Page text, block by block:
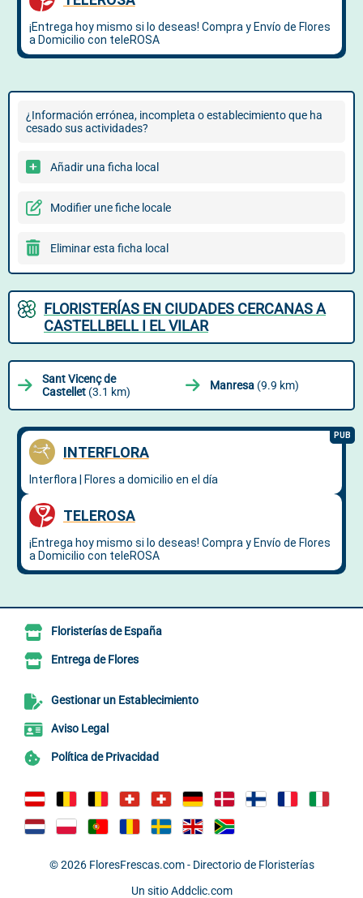
¿Información errónea, incompleta o establecimiento que ha
cesado sus actividades?
Añadir una ficha local
Modifier une fiche locale
Eliminar esta ficha local
FLORISTERÍAS EN CIUDADES CERCANAS A
CASTELLBELL I EL VILAR
Sant Vicenç de
Castellet (3.1 km) Manresa (9.9 km)
Floristerías de España
Entrega de Flores
Gestionar un Establecimiento
Aviso Legal
Política de Privacidad
© 2026 FloresFrescas.com - Directorio de Floristerías
Un sitio Addclic.com